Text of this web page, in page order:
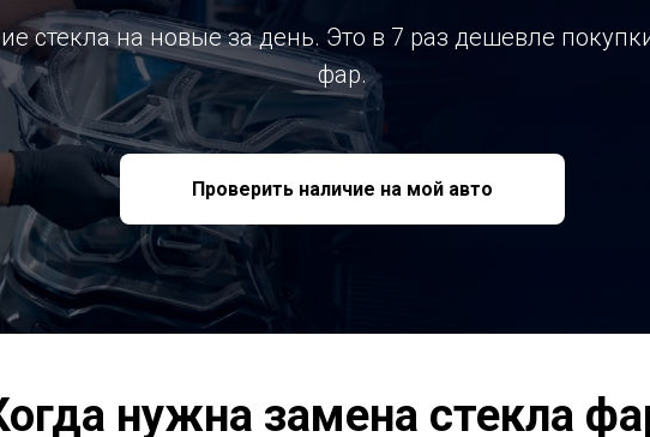
стекла на новые за день. Это в 7 раз дешевле
фар.
Проверить наличие на мой авто
нужна замена стекла